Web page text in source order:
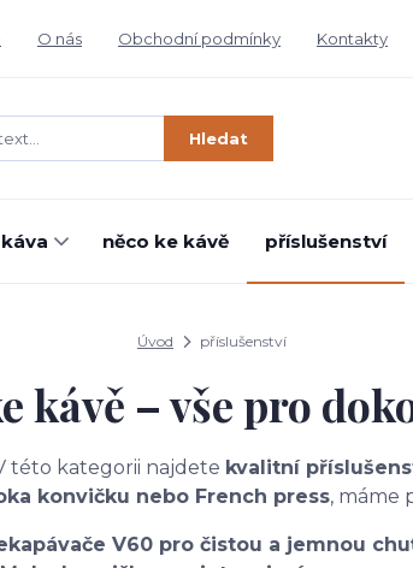
O nás Obchodní podmínky Kontakty
Hledat
káva něco ke kávě příslušenství
Úvod příslušenství
kávě – vše pro
této kategorii najdete kvalitní
konvičku nebo French press, máme
V60 pro čistou a jemnou